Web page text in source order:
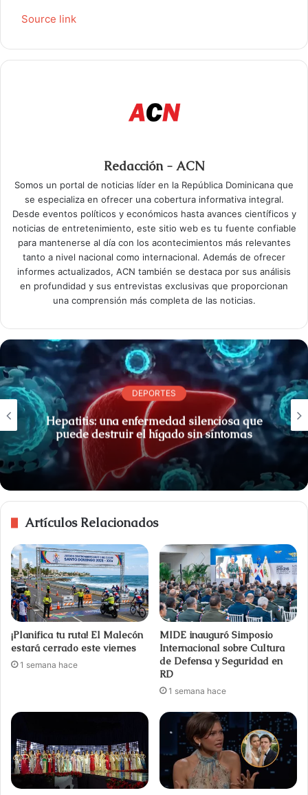
Source link
Redacción - ACN
Somos un portal de noticias líder en la República Dominicana que
se especializa en ofrecer una cobertura informativa integral.
Desde eventos políticos y económicos hasta avances científicos y
noticias de entretenimiento, este sitio web es tu fuente confiable
para mantenerse al día con los acontecimientos más relevantes
tanto a nivel nacional como internacional. Además de ofrecer
informes actualizados, ACN también se destaca por sus análisis
en profundidad y sus entrevistas exclusivas que proporcionan
una comprensión más completa de las noticias.
DEPORTES
Hepatitis: una enfermedad silenciosa que
puede destruir el hígado sin síntomas
Artículos Relacionados
¡Planifica tu ruta! El Malecón
estará cerrado este viernes
1 semana hace
MIDE inauguró Simposio
Internacional sobre Cultura
de Defensa y Seguridad en
RD
1 semana hace